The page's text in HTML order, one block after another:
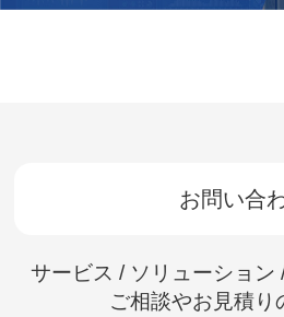
お問い合
サービス / ソリューション
ご相談やお見積り